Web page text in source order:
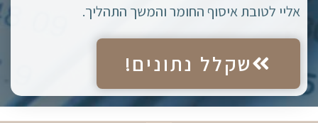
אליי לטובת איסוף החומר והמשך התהליך.
שקלל נתונים!